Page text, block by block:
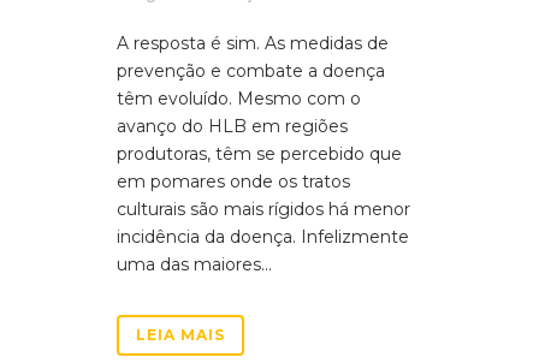
A resposta é sim. As medidas de
prevenção e combate a doença
têm evoluído. Mesmo com o
avanço do HLB em regiões
produtoras, têm se percebido que
em pomares onde os tratos
culturais são mais rígidos há menor
incidência da doença. Infelizmente
uma das maiores...
LEIA MAIS